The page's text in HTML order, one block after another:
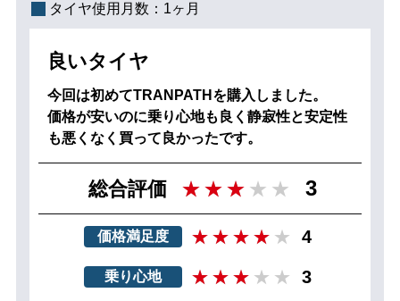
タイヤ使用月数： 1ヶ月
良いタイヤ
今回は初めてTRANPATHを購入しました。
価格が安いのに乗り心地も良く静寂性と安定性
も悪くなく買って良かったです。
総合評価 3
価格満足度 4
乗り心地 3